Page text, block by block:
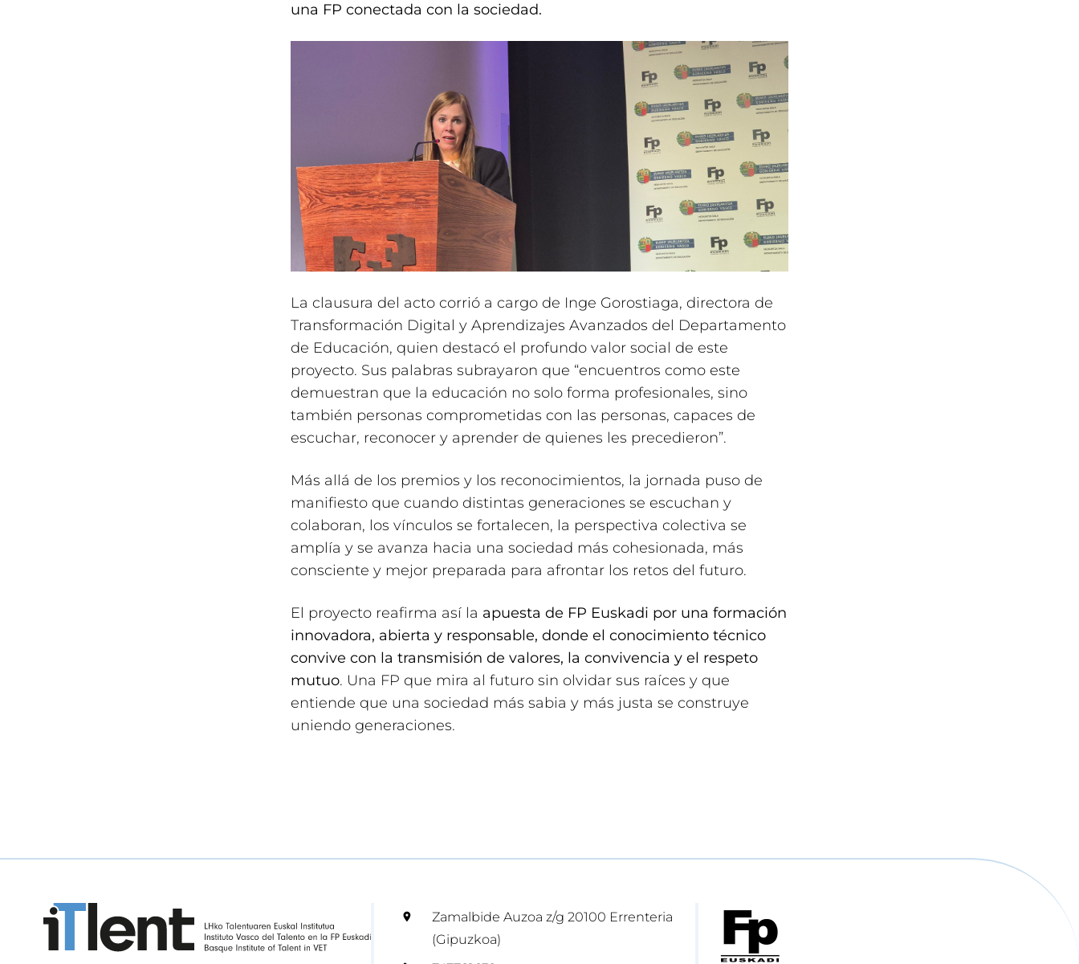
una FP conectada con la sociedad.
La clausura del acto corrió a cargo de Inge Gorostiaga, directora de
Transformación Digital y Aprendizajes Avanzados del Departamento
de Educación, quien destacó el profundo valor social de este
proyecto. Sus palabras subrayaron que “encuentros como este
demuestran que la educación no solo forma profesionales, sino
también personas comprometidas con las personas, capaces de
escuchar, reconocer y aprender de quienes les precedieron”.
Más allá de los premios y los reconocimientos, la jornada puso de
manifiesto que cuando distintas generaciones se escuchan y
colaboran, los vínculos se fortalecen, la perspectiva colectiva se
amplía y se avanza hacia una sociedad más cohesionada, más
consciente y mejor preparada para afrontar los retos del futuro.
El proyecto reafirma así la apuesta de FP Euskadi por una formación
innovadora, abierta y responsable, donde el conocimiento técnico
convive con la transmisión de valores, la convivencia y el respeto
mutuo. Una FP que mira al futuro sin olvidar sus raíces y que
entiende que una sociedad más sabia y más justa se construye
uniendo generaciones.
Zamalbide Auzoa z/g 20100 Errenteria
(Gipuzkoa)